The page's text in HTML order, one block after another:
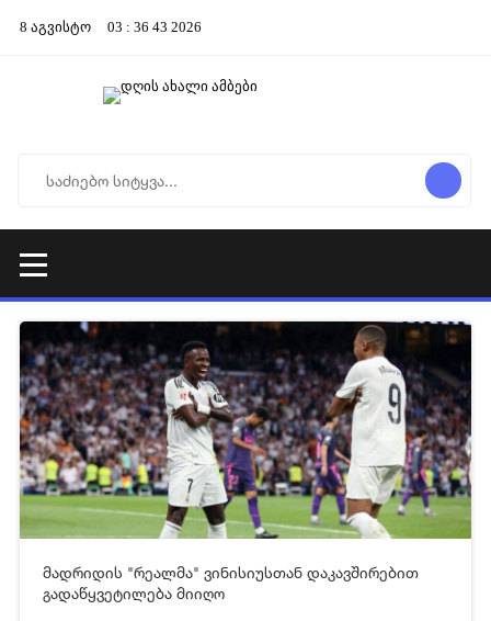
8 აგვისტო 03 : 36 43 2026
[xfgiven_video2] [/xfgiven_video2]
13-12-2025 05:14 657
მადრიდის "რეალმა" ვინისიუსთან დაკავშირებით
გადაწყვეტილება მიიღო